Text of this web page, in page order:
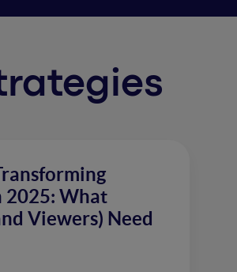
2025: What
Viewers) Need